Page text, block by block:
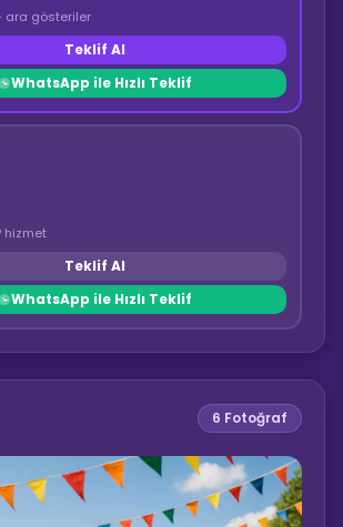
ara gösteriler
Teklif Al
WhatsApp ile Hızlı Teklif
hizmet
Teklif Al
WhatsApp ile Hızlı Teklif
6 Fotoğraf